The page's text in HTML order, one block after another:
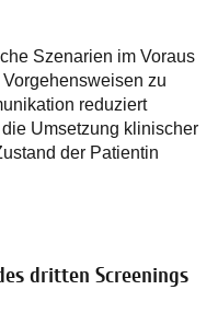
Szenarien im Voraus
zu
reduziert
Umsetzung klinischer
der Patientin
dritten Screenings